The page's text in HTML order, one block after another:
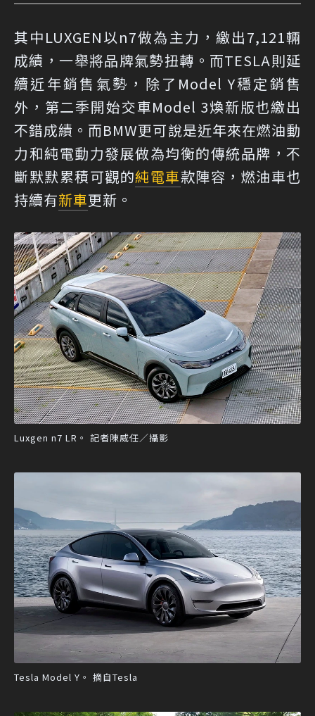
其中LUXGEN以n7做為主力，繳出7,121輛
成績，一舉將品牌氣勢扭轉。而TESLA則延
續近年銷售氣勢，除了Model Y穩定銷售
外，第二季開始交車Model 3煥新版也繳出
不錯成績。而BMW更可說是近年來在燃油動
力和純電動力發展做為均衡的傳統品牌，不
斷默默累積可觀的純電車款陣容，燃油車也
持續有新車更新。
Luxgen n7 LR。 記者陳威任／攝影
Tesla Model Y。 摘自Tesla